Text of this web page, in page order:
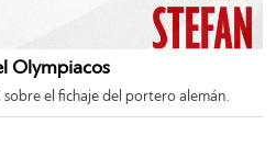
Olympiacos
el fichaje del portero alemán.